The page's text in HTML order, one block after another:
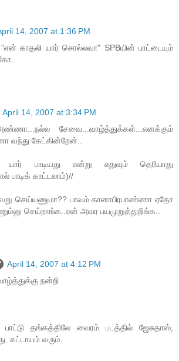
14, 2007 at 1:36 PM
"என் காதலி யார் சொல்லவா" SPBயின் பாட்டையும்
April 14, 2007 at 3:34 PM
சேவை...வாழ்த்துக்கள்...எனக்கும்
வந்து கேட்கின்றேன்..
பாடியது என்று எதுவும் தெரியாது
பாடிக் காட்டலாம்)//
செய்யணுமா?? பாவம் கானாபிரபாண்ணா ஏதோ
செய்றாங்க..ஏன் அவர பயமுறுத்துறிங்க..
April 14, 2007 at 4:12 PM
நன்றி
தங்கத்திலே வைரம் படத்தில் ஜேசுதாஸ்,
கட்டாயம் வரும்.